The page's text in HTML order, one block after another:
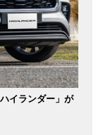
イランダー」が